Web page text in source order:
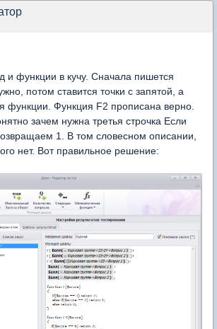
и функции в кучу. Сначала пишется
потом ставится точки с запятой, а
функции. Функция F2 прописана верно.
зачем нужна третья строчка Если
1. В том словесном описании,
нет. Вот правильное решение: